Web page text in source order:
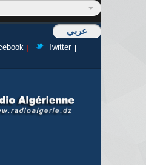
عربي
Twitter
recherche